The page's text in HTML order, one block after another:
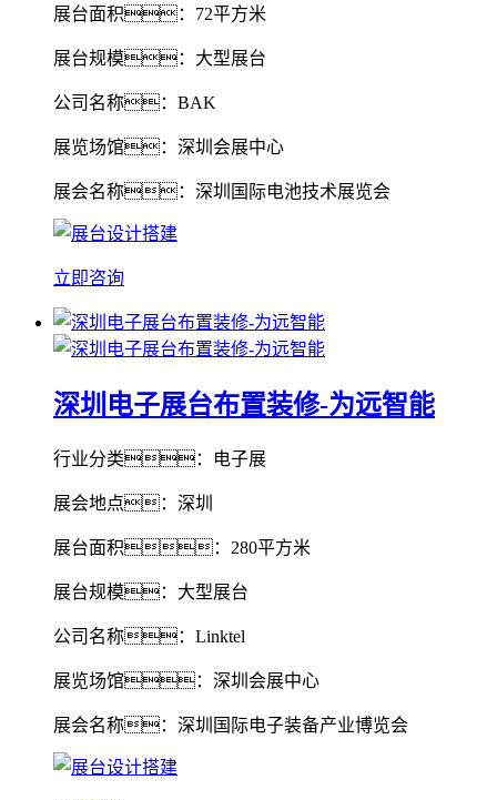
展台面积：72平方米
展台规模：大型展台
公司名称：BAK
展览场馆：深圳会展中心
展会名称：深圳国际电池技术展览会
立即咨询
深圳电子展台布置装修-为远智能
行业分类：电子展
展会地点：深圳
展台面积：280平方米
展台规模：大型展台
公司名称：Linktel
展览场馆：深圳会展中心
展会名称：深圳国际电子装备产业博览会